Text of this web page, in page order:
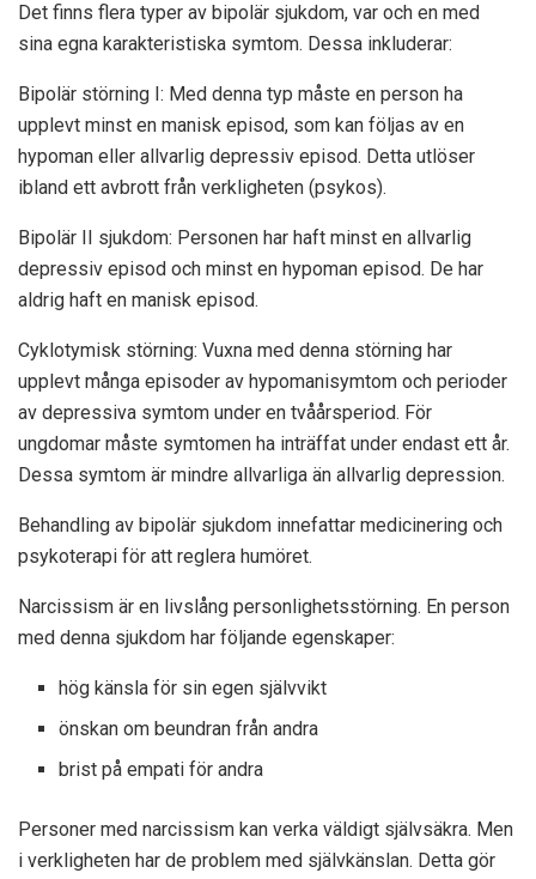
Det finns flera typer av bipolär sjukdom, var och en med
sina egna karakteristiska symtom. Dessa inkluderar:
Bipolär störning I: Med denna typ måste en person ha
upplevt minst en manisk episod, som kan följas av en
hypoman eller allvarlig depressiv episod. Detta utlöser
ibland ett avbrott från verkligheten (psykos).
Bipolär II sjukdom: Personen har haft minst en allvarlig
depressiv episod och minst en hypoman episod. De har
aldrig haft en manisk episod.
Cyklotymisk störning: Vuxna med denna störning har
upplevt många episoder av hypomanisymtom och perioder
av depressiva symtom under en tvåårsperiod. För
ungdomar måste symtomen ha inträffat under endast ett år.
Dessa symtom är mindre allvarliga än allvarlig depression.
Behandling av bipolär sjukdom innefattar medicinering och
psykoterapi för att reglera humöret.
Narcissism är en livslång personlighetsstörning. En person
med denna sjukdom har följande egenskaper:
hög känsla för sin egen självvikt
önskan om beundran från andra
brist på empati för andra
Personer med narcissism kan verka väldigt självsäkra. Men
i verkligheten har de problem med självkänslan. Detta gör